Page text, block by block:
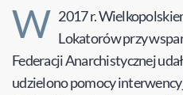
W 2017 r.
Lokatorów przy
Federacji Anarchistycznej
udzielono pomocy